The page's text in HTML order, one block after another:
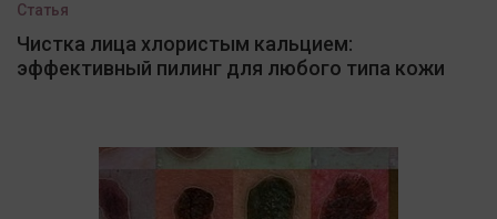
Статья
Чистка лица хлористым кальцием:
эффективный пилинг для любого типа кожи